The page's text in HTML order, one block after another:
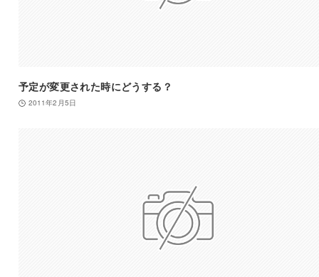
予定が変更された時にどうする？
2011年2月5日